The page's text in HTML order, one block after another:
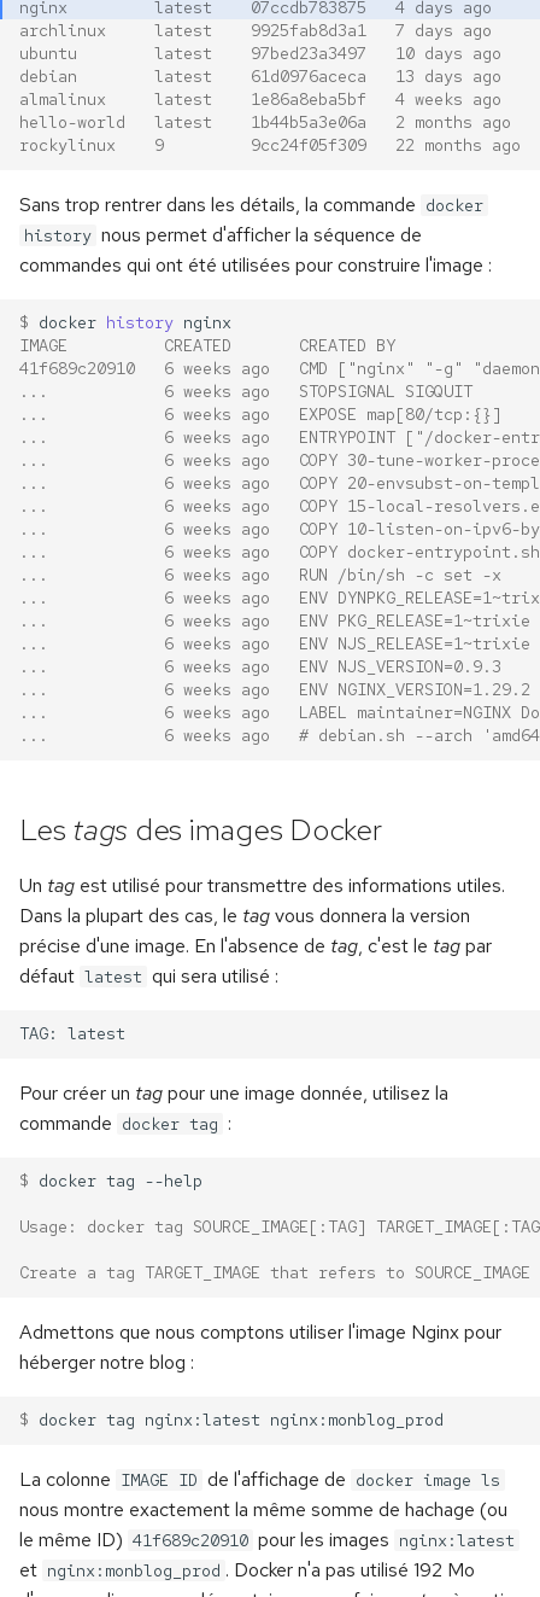
nginx         latest    07ccdb783875   4 days ago
archlinux     latest    9925fab8d3a1   7 days ago
ubuntu        latest    97bed23a3497   10 days ago
debian        latest    61d0976aceca   13 days ago
almalinux     latest    1e86a8eba5bf   4 weeks ago
hello-world   latest    1b44b5a3e06a   2 months ago
rockylinux    9         9cc24f05f309   22 months ago
Sans trop rentrer dans les détails, la commande docker
history nous permet d'afficher la séquence de
commandes qui ont été utilisées pour construire l'image :
$ docker history
IMAGE          CREATED       CREATED BY
41f689c20910   6 weeks ago   CMD ["nginx" "-g"
...            6 weeks ago   STOPSIGNAL
...            6 weeks ago   EXPOSE map[80/
...            6 weeks ago   ENTRYPOINT ["/
...            6 weeks ago   COPY 30-tune-worker-
...            6 weeks ago   COPY 20-envsubst-on-
...            6 weeks ago   COPY 15-local-
...            6 weeks ago   COPY 10-listen-on-ipv6-
...            6 weeks ago   COPY docker-
...            6 weeks ago   RUN /bin/sh -c set -x
...            6 weeks ago   ENV
...            6 weeks ago   ENV
...            6 weeks ago   ENV
...            6 weeks ago   ENV
...            6 weeks ago   ENV
...            6 weeks ago   LABEL maintainer=NGINX
...            6 weeks ago   # debian.sh --arch
Les tags des images Docker
Un tag est utilisé pour transmettre des informations utiles.
Dans la plupart des cas, le tagvous donnera la version
précise d'une image. En l'absence de tag, c'est le tagpar
défaut latest qui sera utilisé :
Pour créer un tagpour une image donnée, utilisez la
commande docker tag :
$ docker tag
Usage: docker tag SOURCE_IMAGE[:TAG]
Create a tag TARGET_IMAGE that refers to SOURCE_IMAGE
Admettons que nous comptons utiliser l'image Nginx pour
héberger notre blog :
$ docker tag nginx:latest
La colonne IMAGE ID de l'affichage de docker image ls
nous montre exactement la même somme de hachage (ou
le même ID) 41f689c20910 pour les images nginx:latest
et nginx:monblog_prod . Docker n'a pas utilisé 192 Mo